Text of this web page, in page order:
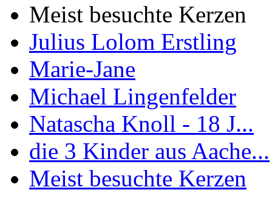
Meist besuchte Kerzen
Julius Lolom Erstling
Marie-Jane
Michael Lingenfelder
Natascha Knoll - 18 J...
die 3 Kinder aus Aache...
Meist besuchte Kerzen